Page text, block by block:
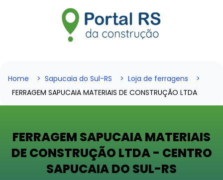
Home Sapucaia do Sul-RS
Loja de ferragens
FERRAGEM SAPUCAIA MATERIAIS DE CONSTRUÇÃO LTDA
FERRAGEM SAPUCAIA MATERIAIS
DE CONSTRUÇÃO LTDA - CENTRO
SAPUCAIA DO SUL-RS